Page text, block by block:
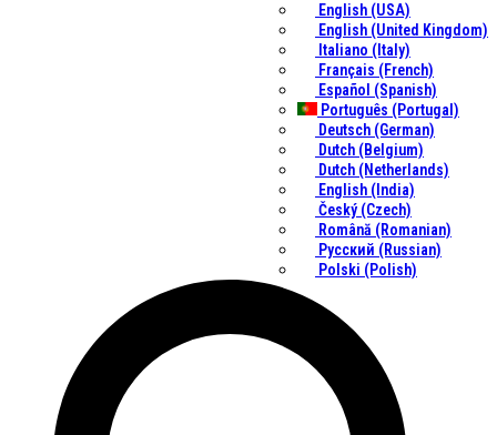
English (USA)
English (United Kingdom)
Italiano (Italy)
Français (French)
Español (Spanish)
Português (Portugal)
Deutsch (German)
Dutch (Belgium)
Dutch (Netherlands)
English (India)
Český (Czech)
Română (Romanian)
Русский (Russian)
Polski (Polish)